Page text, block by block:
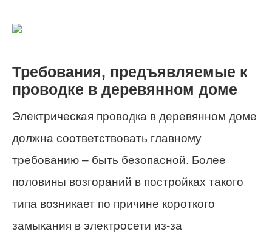
Требования, предъявляемые к
проводке в деревянном доме
Электрическая проводка в деревянном доме
должна соответствовать главному
требованию – быть безопасной. Более
половины возгораний в постройках такого
типа возникает по причине короткого
замыкания в электросети из-за